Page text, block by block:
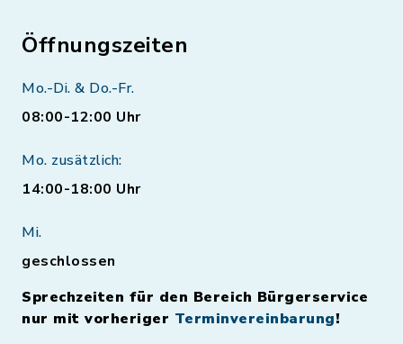
Öffnungszeiten
Mo.-Di. & Do.-Fr.
08:00-12:00 Uhr
Mo. zusätzlich:
14:00-18:00 Uhr
Mi.
geschlossen
Sprechzeiten für den Bereich Bürgerservice
nur mit vorheriger Terminvereinbarung!